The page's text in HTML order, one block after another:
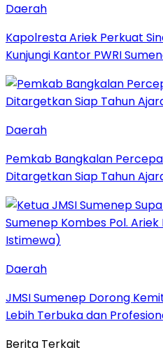
Daerah
Kapolresta Ariek Perkuat
Kunjungi Kantor PWRI
Daerah
Pemkab Bangkalan
Ditargetkan Siap Tahun
Daerah
JMSI Sumenep Dorong
Lebih Terbuka dan
Berita Terkait